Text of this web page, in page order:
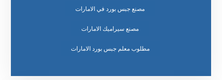
مصنع جبس بورد في الامارات
مصنع سيراميك الامارات
مطلوب معلم جبس بورد الامارات